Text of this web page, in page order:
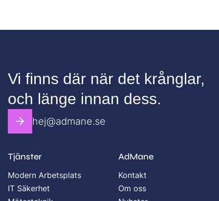
Vi finns där när det krånglar,
och länge innan dess.
hej@admane.se
Tjänster
Modern Arbetsplats
IT Säkerhet
AdMane
Kontakt
Om oss